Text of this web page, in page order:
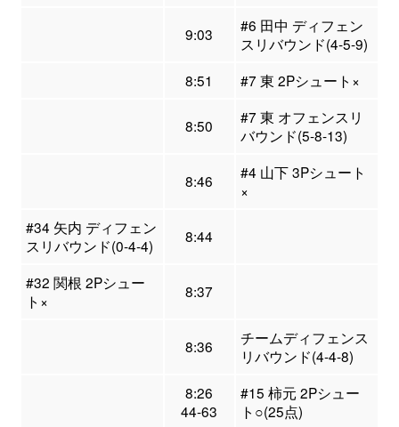
9:03
#6 田中 ディフェン
スリバウンド(4-5-9)
8:51
#7 東 2Pシュート×
8:50
#7 東 オフェンスリ
バウンド(5-8-13)
8:46
#4 山下 3Pシュート
×
#34 矢内 ディフェン
スリバウンド(0-4-4)
8:44
#32 関根 2Pシュー
ト×
8:37
8:36
チームディフェンス
リバウンド(4-4-8)
8:26
44-63
#15 柿元 2Pシュー
ト○(25点)